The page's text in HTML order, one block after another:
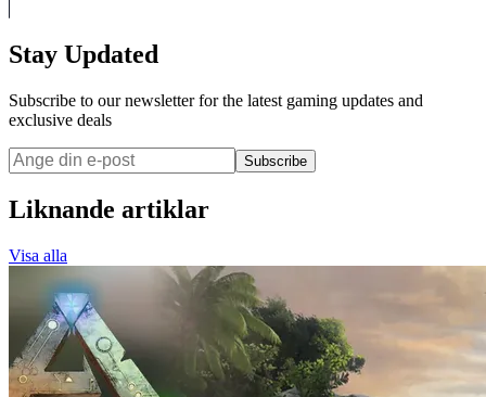
Stay Updated
Subscribe to our newsletter for the latest gaming updates and
exclusive deals
Subscribe
Liknande artiklar
Visa alla